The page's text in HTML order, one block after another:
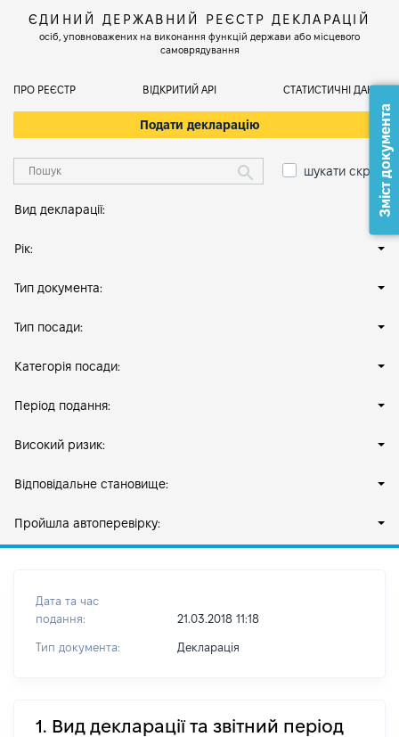
ЄДИНИЙ ДЕРЖАВНИЙ РЕЄСТР ДЕКЛАРАЦІЙ
осіб, уповноважених на виконання функцій держави або місцевого
самоврядування
ПРО РЕЄСТР ВІДКРИТИЙ АРІ СТАТИСТИЧНІ ДАНІ
Подати декларацію
шукати скрізь
Вид декларації:
Рік:
Тип документа:
Тип посади:
Категорія посади:
Період подання:
Високий ризик:
Відповідальне становище:
Пройшла автоперевірку:
Дата та час
подання:
21.03.2018 11:18
Тип документа: Декларація
1. Вид декларації та звітний період
Зміст документа